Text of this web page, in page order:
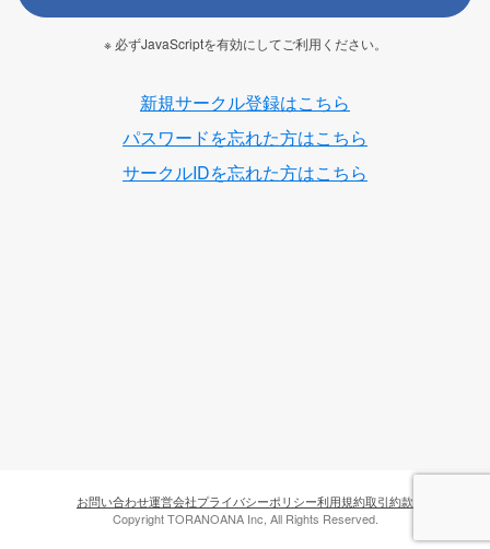
※ 必ずJavaScriptを有効にしてご利用ください。
新規サークル登録はこちら
パスワードを忘れた方はこちら
サークルIDを忘れた方はこちら
お問い合わせ運営会社プライバシーポリシー利用規約取引約款
Copyright TORANOANA Inc, All Rights Reserved.